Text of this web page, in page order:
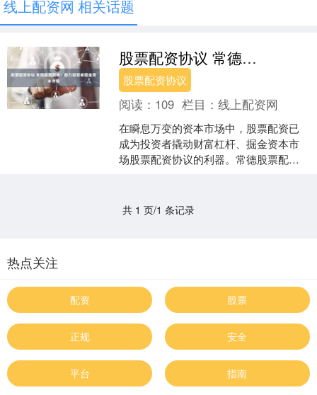
线上配资网 相关话题
股票配资协议 常德股票配资：助力投资者掘金资本市场
股票配资协议
阅读： 109 栏目：线上配资网
在瞬息万变的资本市场中，股票配资已
成为投资者撬动财富杠杆、掘金资本市
场股票配资协议的利器。常德股票配
共 1 页/1 条记录
热点关注
配资 股票
正规 安全
平台 指南